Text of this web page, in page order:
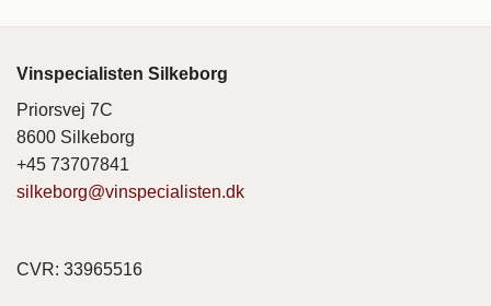
Vinspecialisten Silkeborg
Priorsvej 7C
8600 Silkeborg
+45 73707841
silkeborg@vinspecialisten.dk
CVR: 33965516